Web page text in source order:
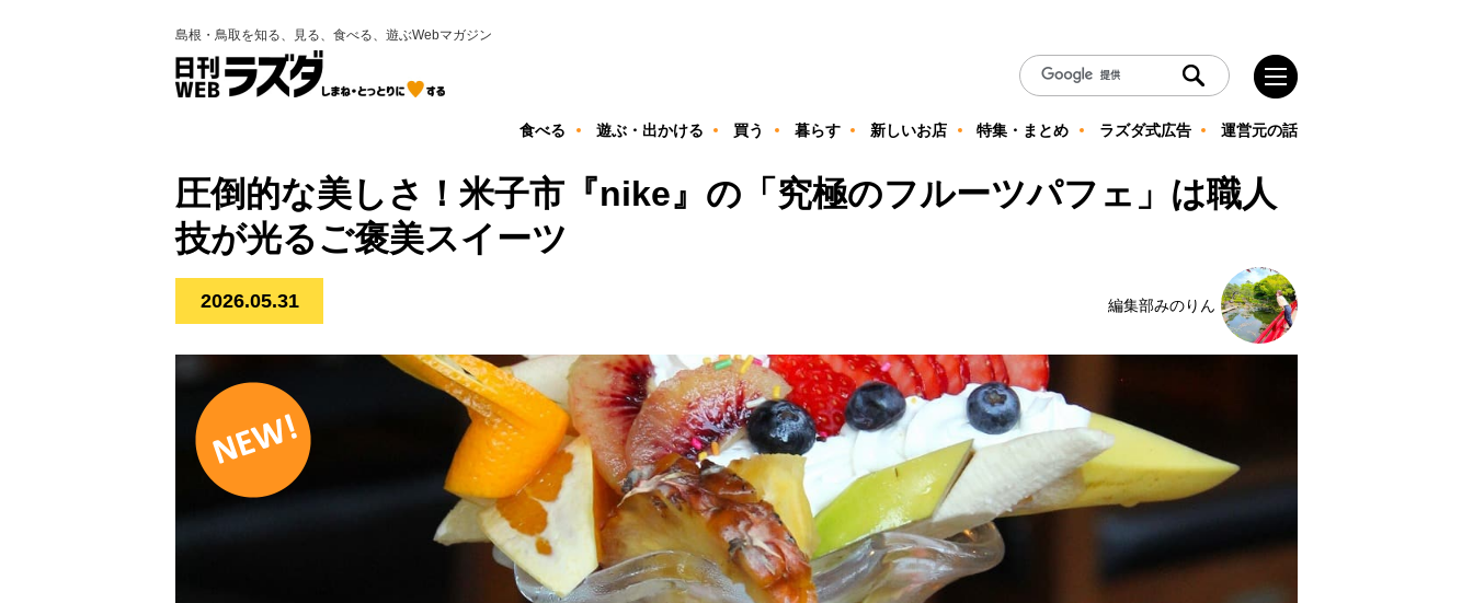
島根・鳥取を知る、見る、食べる、遊ぶWebマガジン
食べる 遊ぶ・出かける 買う 暮らす 新しいお店 特集・まとめ ラズダ式広告 運営元の話
圧倒的な美しさ！米子市『nike』の「究極のフルーツパフェ」は職人
技が光るご褒美スイーツ
2026.05.31 編集部みのりん